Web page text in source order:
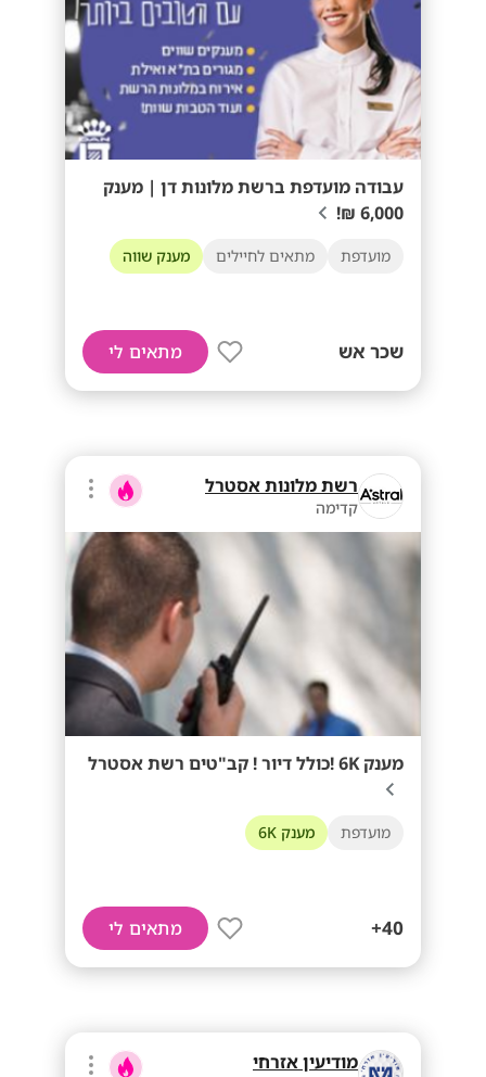
עבודה מועדפת ברשת מלונות דן | מענק
6,000 ₪!
מועדפת מתאים לחיילים מענק שווה
שכר אש מתאים לי
רשת מלונות אסטרל
קדימה
מענק 6K !כולל דיור ! קב"טים רשת אסטרל
מועדפת מענק 6K
40+ מתאים לי
מודיעין אזרחי